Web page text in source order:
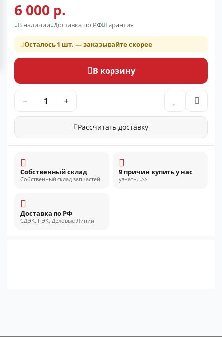
6 000 р.
В наличии Доставка по РФ Гарантия
Осталось 1 шт. — заказывайте скорее
В корзину
− +
Рассчитать доставку
Собственный склад
Собственный склад запчастей
9 причин купить у нас
узнать...>>
Доставка по РФ
СДЭК, ПЭК, Деловые Линии